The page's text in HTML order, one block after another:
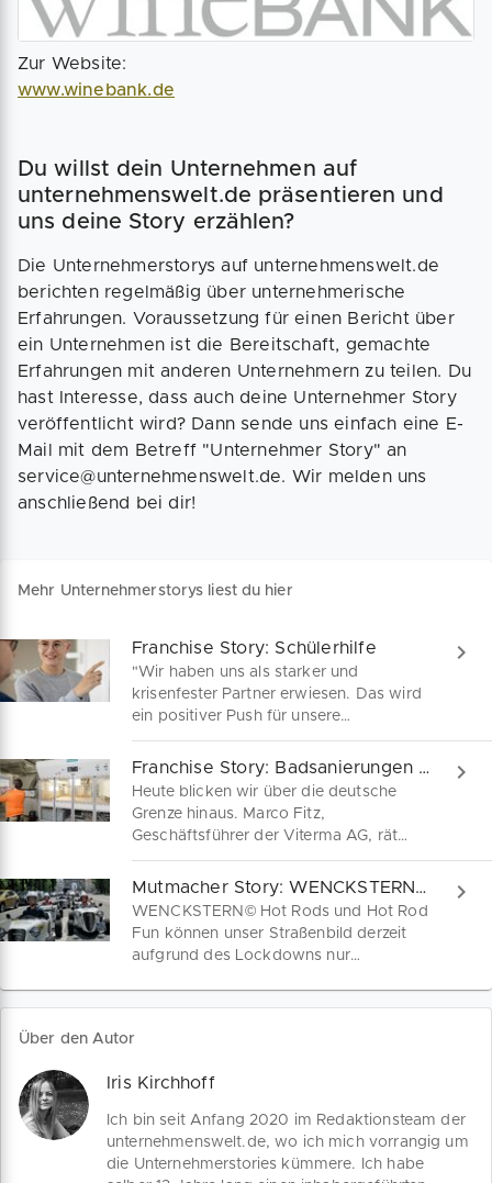
Zur Website:
www.winebank.de
Du willst dein Unternehmen auf
unternehmenswelt.de präsentieren und
uns deine Story erzählen?
Die Unternehmerstorys auf unternehmenswelt.de
berichten regelmäßig über unternehmerische
Erfahrungen. Voraussetzung für einen Bericht über
ein Unternehmen ist die Bereitschaft, gemachte
Erfahrungen mit anderen Unternehmern zu teilen. Du
hast Interesse, dass auch deine Unternehmer Story
veröffentlicht wird? Dann sende uns einfach eine E-
Mail mit dem Betreff "Unternehmer Story" an
service@unternehmenswelt.de. Wir melden uns
anschließend bei dir!
Mehr Unternehmerstorys liest du hier
Franchise Story: Schülerhilfe
"Wir haben uns als starker und
krisenfester Partner erwiesen. Das wird
ein positiver Push für unsere
Partnergewinnung sein." Michael
Ganschow, Leiter Expansion bei
Schülerhilfe rechnet damit, dass sich
der Arbeitsmarkt neu sortieren wird und
zwar nicht zum Nachteil für den
Hilfsangeboten.
Franchise Story: Badsanierungen Viterma AG
Heute blicken wir über die deutsche
Grenze hinaus. Marco Fitz,
Geschäftsführer der Viterma AG, rät
seinen Partnern: „Chancen nutzen.
Positiv bleiben.” Wie der Franchise-
Spezialist für Badsanierungen die
Auswirkungen auf seine Märkte in
Deutschland, Österreich und der
Interview.
Mutmacher Story: WENCKSTERN© Hot Rods
WENCKSTERN© Hot Rods und Hot Rod
Fun können unser Straßenbild derzeit
aufgrund des Lockdowns nur
Special Deals für Partner.
Über den Autor
Iris Kirchhoff
Ich bin seit Anfang 2020 im Redaktionsteam der
unternehmenswelt.de, wo ich mich vorrangig um
die Unternehmerstories kümmere. Ich habe